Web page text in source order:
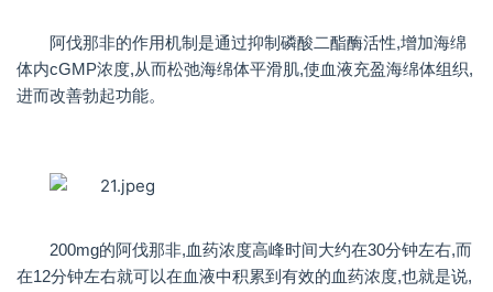
阿伐那非的作用机制是通过抑制磷酸二酯酶活性,增加海绵
体内cGMP浓度,从而松弛海绵体平滑肌,使血液充盈海绵体组织,
进而改善勃起功能。
200mg的阿伐那非,血药浓度高峰时间大约在30分钟左右,而
在12分钟左右就可以在血液中积累到有效的血药浓度,也就是说,